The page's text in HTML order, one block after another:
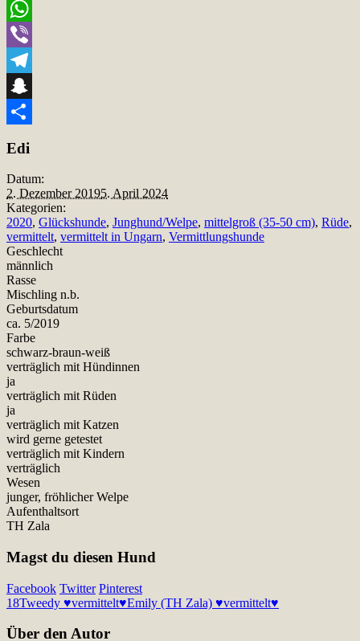
Email
WhatsApp
Viber
Telegram
Snapchat
Edi
Datum:
2. Dezember 20195. April 2024
Kategorien:
2020, Glückshunde, Junghund/Welpe, mittelgroß (35-50 cm), Rüde,
vermittelt, vermittelt in Ungarn, Vermittlungshunde
Geschlecht
männlich
Rasse
Mischling n.b.
Geburtsdatum
ca. 5/2019
Farbe
schwarz-braun-weiß
verträglich mit Hündinnen
ja
verträglich mit Rüden
ja
verträglich mit Katzen
wird gerne getestet
verträglich mit Kindern
verträglich
Wesen
junger, fröhlicher Welpe
Aufenthaltsort
TH Zala
Magst du diesen Hund
Facebook Twitter Pinterest
18Tweedy ♥vermittelt♥Emily (TH Zala) ♥vermittelt♥
Über den Autor